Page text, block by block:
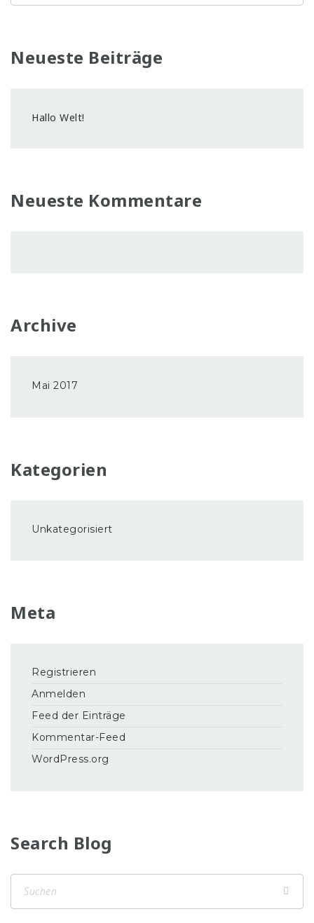
Neueste Beiträge
Hallo Welt!
Neueste Kommentare
Archive
Mai 2017
Kategorien
Unkategorisiert
Meta
Registrieren
Anmelden
Feed der Einträge
Kommentar-Feed
WordPress.org
Search Blog